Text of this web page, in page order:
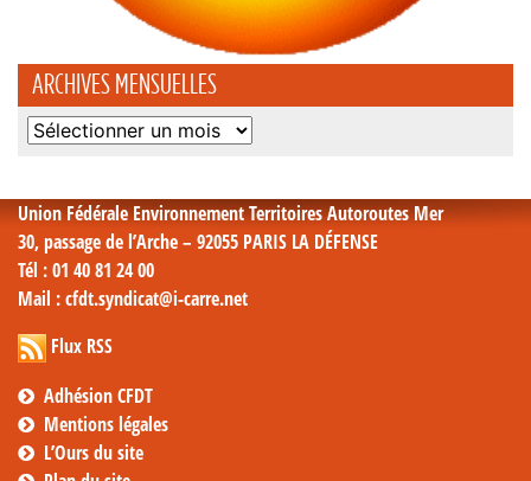
ARCHIVES MENSUELLES
Archives
Union Fédérale Environnement Territoires Autoroutes Mer
30, passage de l’Arche – 92055 PARIS LA DÉFENSE
Tél : 01 40 81 24 00
Mail : cfdt.syndicat@i-carre.net
Flux RSS
Adhésion CFDT
Mentions légales
L’Ours du site